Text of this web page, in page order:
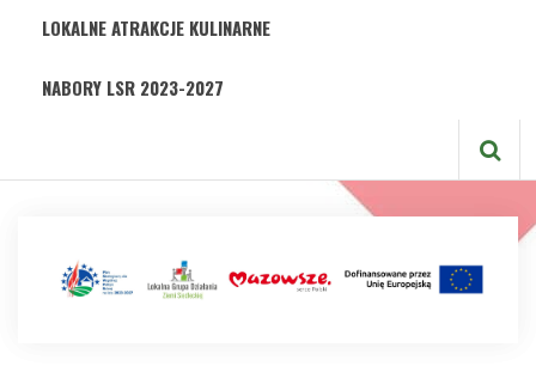
LOKALNE ATRAKCJE KULINARNE
NABORY LSR 2023-2027